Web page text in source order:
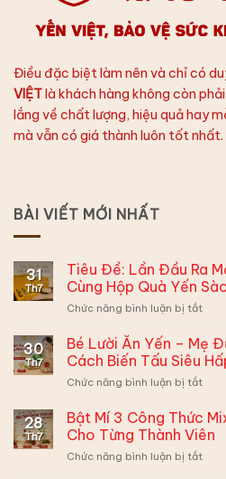
Điều đặc biệt làm nên và chỉ có
VIỆTlà khách hàng không còn
lắng về chất lượng, hiệu quả hay
mà vẫn có giá thành luôn tốt nhất.
BÀI VIẾT MỚI NHẤT
31
Th7
Tiêu Đề: Lần Đầu Ra
Cùng Hộp Quà Yến
Chức năng bình luận bị tắtở
Đề:
Lần
Đầu
Ra
–
Ghi
Xuất
30
Th7
Bé Lười Ăn Yến – Mẹ
Cách Biến Tấu Siêu
Chức năng bình luận bị tắtở
Lười
Ăn
Yến
–
28
Th7
Bật Mí 3 Công Thức
Cho Từng Thành Viên
Chức năng bình luận bị tắtở